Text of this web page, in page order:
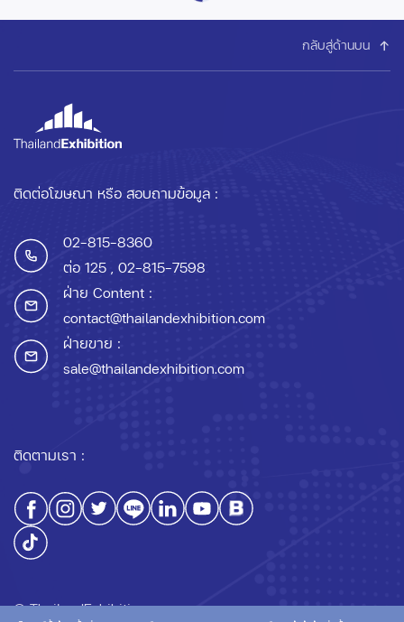
กลับสู่ด้านบน
ติดต่อโฆษณา หรือ สอบถามข้อมูล :
02-815-8360
ต่อ 125 , 02-815-7598
ฝ่าย Content :
contact@thailandexhibition.com
ฝ่ายขาย :
sale@thailandexhibition.com
ติดตามเรา :
© ThailandExhibition.com